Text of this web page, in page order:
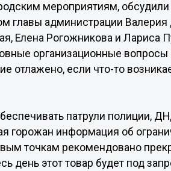
мероприятиям,
главы администрации
Елена Рогожникова и Лариса
организационные
отлажено, если что-то
патрули полиции,
горожан информация об
точкам рекомендовано
день этот товар будет под